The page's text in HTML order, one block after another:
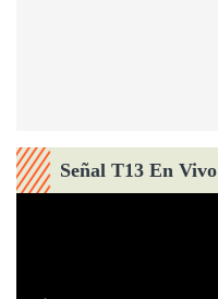
Señal T13 En Vivo